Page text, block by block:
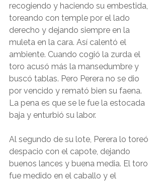
recogiendo y haciendo su embestida,
toreando con temple por el lado
derecho y dejando siempre en la
muleta en la cara. Así calentó el
ambiente. Cuando cogió la zurda el
toro acusó más la mansedumbre y
buscó tablas. Pero Perera no se dio
por vencido y remató bien su faena.
La pena es que se le fue la estocada
baja y enturbió su labor.
Al segundo de su lote, Perera lo toreó
despacio con el capote, dejando
buenos lances y buena media. El toro
fue medido en el caballo y el